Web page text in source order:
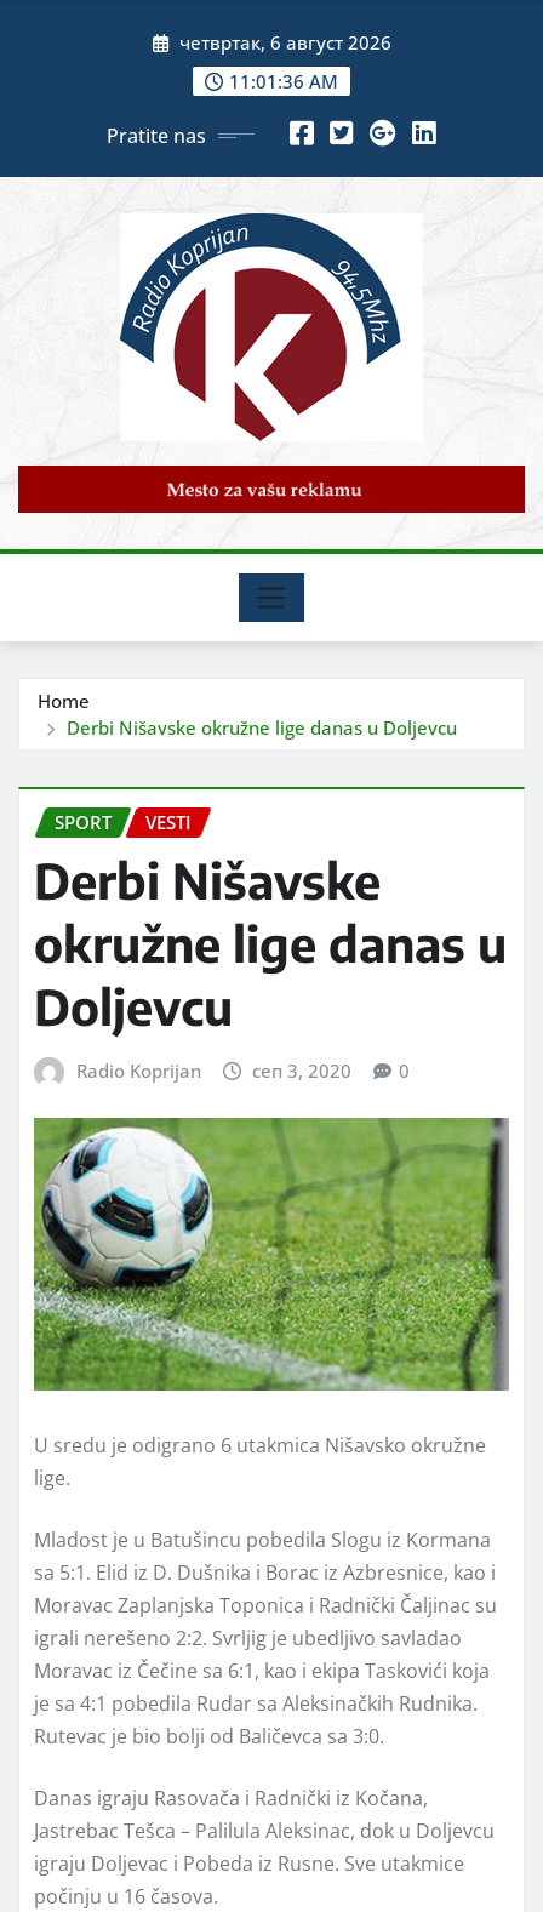
четвртак, 6 август 2026
11:01:38 AM
Pratite nas
Home
Derbi Nišavske okružne lige danas u Doljevcu
SPORT VESTI
Derbi Nišavske
okružne lige danas u
Doljevcu
Radio Koprijan сеп 3, 2020 0
U sredu je odigrano 6 utakmica Nišavsko okružne
lige.
Mladost je u Batušincu pobedila Slogu iz Kormana
sa 5:1. Elid iz D. Dušnika i Borac iz Azbresnice, kao i
Moravac Zaplanjska Toponica i Radnički Čaljinac su
igrali nerešeno 2:2. Svrljig je ubedljivo savladao
Moravac iz Čečine sa 6:1, kao i ekipa Taskovići koja
je sa 4:1 pobedila Rudar sa Aleksinačkih Rudnika.
Rutevac je bio bolji od Baličevca sa 3:0.
Danas igraju Rasovača i Radnički iz Kočana,
Jastrebac Tešca – Palilula Aleksinac, dok u Doljevcu
igraju Doljevac i Pobeda iz Rusne. Sve utakmice
počinju u 16 časova.